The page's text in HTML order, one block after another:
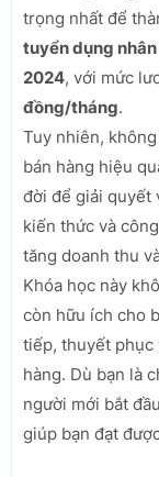
trọng nhất để
tuyển dụng
2024, với mức
đồng/tháng.
Tuy nhiên,
bán hàng hiệu
đời để giải quyết
kiến thức và
tăng doanh thu
Khóa học này
còn hữu ích cho
tiếp, thuyết phục
hàng. Dù bạn là
người mới bắt
giúp bạn đạt